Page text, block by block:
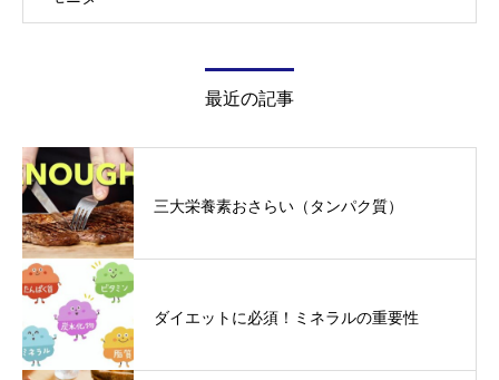
最近の記事
三大栄養素おさらい（タンパク質）
ダイエットに必須！ミネラルの重要性